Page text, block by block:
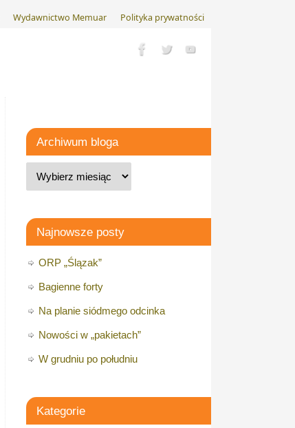
Wydawnictwo Memuar Polityka prywatności
Archiwum bloga
Najnowsze posty
ORP „Ślązak”
Bagienne forty
Na planie siódmego odcinka
Nowości w „pakietach”
W grudniu po południu
Kategorie